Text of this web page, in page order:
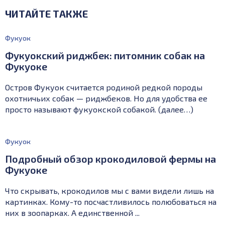
ЧИТАЙТЕ ТАКЖЕ
Фукуок
Фукуокский риджбек: питомник собак на
Фукуоке
Остров Фукуок считается родиной редкой породы
охотничьих собак — риджбеков. Но для удобства ее
просто называют фукуокской собакой. (далее…)
Фукуок
Подробный обзор крокодиловой фермы на
Фукуоке
Что скрывать, крокодилов мы с вами видели лишь на
картинках. Кому-то посчастливилось полюбоваться на
них в зоопарках. А единственной ...